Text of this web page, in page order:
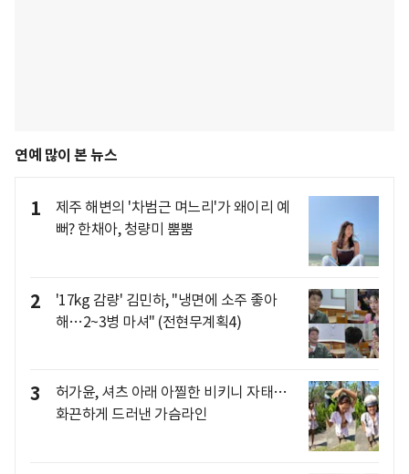
연예 많이 본 뉴스
1
제주 해변의 '차범근 며느리'가 왜이리 예
뻐? 한채아, 청량미 뿜뿜
2
'17kg 감량' 김민하, "냉면에 소주 좋아
해…2~3병 마셔" (전현무계획4)
3
허가윤, 셔츠 아래 아찔한 비키니 자태…
화끈하게 드러낸 가슴라인